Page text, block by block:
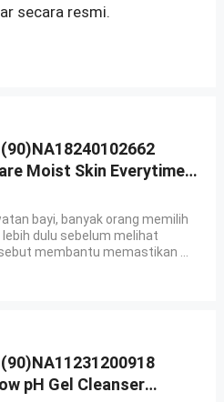
secara resmi.
Moist Skin Everytime
bayi, banyak orang memilih
dulu sebelum melihat
membantu memastikan ...
pH Gel Cleanser